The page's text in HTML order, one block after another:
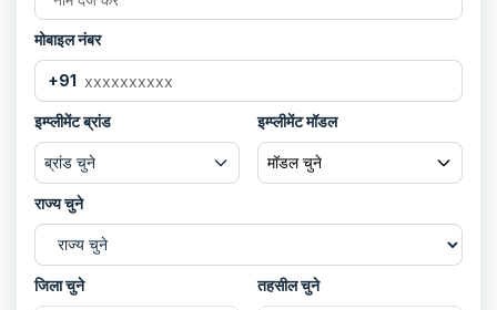
मोबाइल नंबर
+91
इम्प्लीमेंट ब्रांड
ब्रांड चुने
इम्प्लीमेंट मॉडल
मॉडल चुने
राज्य चुने
जिला चुने तहसील चुने